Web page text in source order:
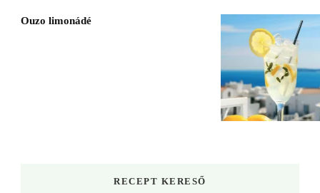
Ouzo limonádé
RECEPT KERESŐ